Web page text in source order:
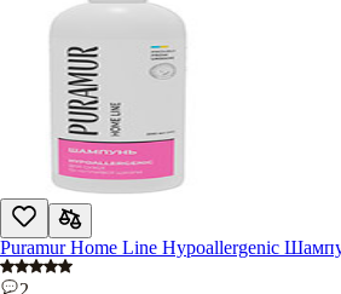
Puramur Home Line Hypoallergenic
2